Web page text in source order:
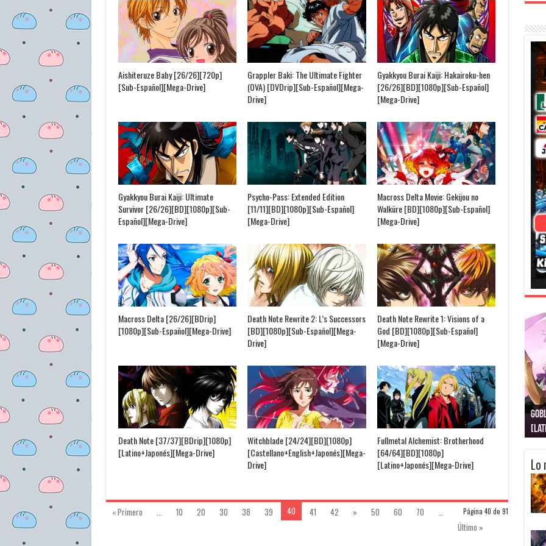
Aishiteruze Baby [26/26][720p]
[Sub-Español][Mega-Drive]
Grappler Baki: The Ultimate Fighter
(OVA) [DVDrip][Sub-Español][Mega-
Drive]
Gyakkyou Burai Kaiji: Hakairoku-hen
[26/26][BD][1080p][Sub-Español]
[Mega-Drive]
Gyakkyou Burai Kaiji: Ultimate
Survivor [26/26][BD][1080p][Sub-
Español][Mega-Drive]
Psycho-Pass: Extended Edition
[11/11][BD][1080p][Sub-Español]
[Mega-Drive]
Macross Delta Movie: Gekijou no
Walküre [BD][1080p][Sub-Español]
[Mega-Drive]
Macross Delta [26/26][BDrip]
[1080p][Sub-Español][Mega-Drive]
Death Note Rewrite 2: L’s Successors
[BD][1080p][Sub-Español][Mega-
Drive]
Death Note Rewrite 1: Visions of a
God [BD][1080p][Sub-Español]
[Mega-Drive]
Death Note [37/37][BDrip][1080p]
[Latino+Japonés][Mega-Drive]
Witchblade [24/24][BD][1080p]
[Castellano+English+Japonés][Mega-
Drive]
Fullmetal Alchemist: Brotherhood
[64/64][BD][1080p]
[Latino+Japonés][Mega-Drive]
Página 40 de 91
« Primero ... 10 20 30 38 39 40 41 42 » 50 60 70
...
Último »
Lo